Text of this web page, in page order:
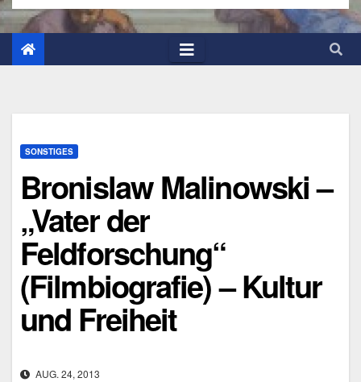
SONSTIGES
Bronislaw Malinowski –
„Vater der
Feldforschung“
(Filmbiografie) – Kultur
und Freiheit
AUG. 24, 2013